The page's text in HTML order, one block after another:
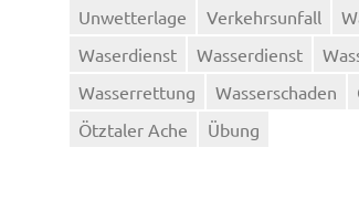
Unwetterlage
Verkehrsunfall
Waserdienst
Wasserdienst
Wasserrettung
Wasserschaden
Ötztaler Ache
Übung